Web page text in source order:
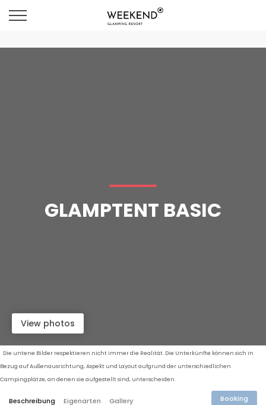
GLAMPTENT BASIC
View photos
Die untene Bilder respektieren nicht immer die Realität. Die Unterkünfte können sich in
Bezug auf Außenausrichtung, Aspekt und Layout aufgrund der unterschiedlichen
Campingplätze, an denen sie aufgestellt sind, unterscheiden.
Beschreibung Eigenarten Gallery Booking